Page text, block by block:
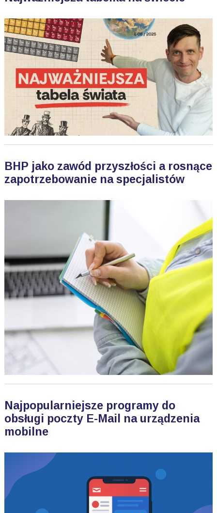
BHP jako zawód przyszłości a rosnące
zapotrzebowanie na specjalistów
Najpopularniejsze programy do
obsługi poczty E-Mail na urządzenia
mobilne